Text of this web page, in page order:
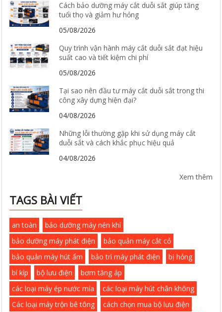
Cách bảo dưỡng máy cắt duỗi sắt giúp tăng
tuổi thọ và giảm hư hỏng
05/08/2026
Quy trình vận hành máy cắt duỗi sắt đạt hiệu
suất cao và tiết kiệm chi phí
05/08/2026
Tại sao nên đầu tư máy cắt duỗi sắt trong thi
công xây dựng hiện đại?
04/08/2026
Những lỗi thường gặp khi sử dụng máy cắt
duỗi sắt và cách khắc phục hiệu quả
04/08/2026
Xem thêm
TAGS BÀI VIẾT
an toàn
bảo dưỡng máy nén khí
bảo dưỡng máy phát điện
bảo quản máy cắt cỏ
bảo quản máy hút ẩm
bảo trì máy phát điện
bị hỏng
bí kíp
bộ lưu điện
bơm tăng áp
các loại máy ép nước mía
các loại máy hút chân không
Các loại máy trộn bê tông
cách chọn mua bộ lưu điện